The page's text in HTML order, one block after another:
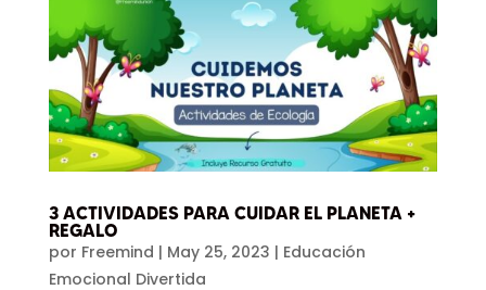
3 ACTIVIDADES PARA CUIDAR EL PLANETA +
REGALO
por Freemind | May 25, 2023 | Educación
Emocional Divertida